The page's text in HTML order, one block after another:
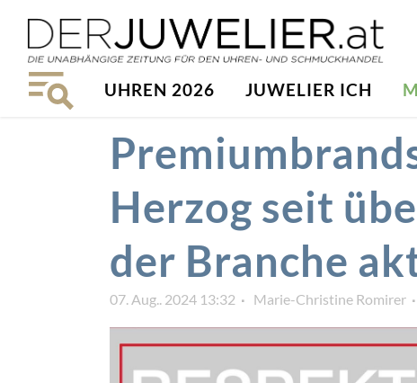
UHREN 2026 JUWELIER ICH
Herzog seit
der Branche
07. Aug.. 2024 13:32 Marie-Christine Romirer